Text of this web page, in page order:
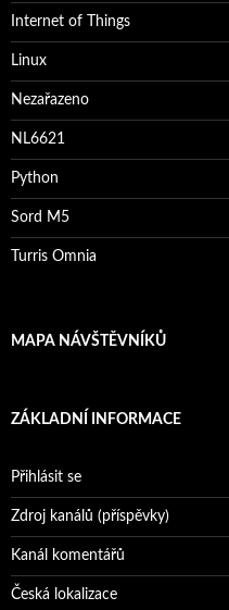
Internet of Things
Linux
Nezařazeno
NL6621
Python
Sord M5
Turris Omnia
MAPA NÁVŠTĚVNÍKŮ
ZÁKLADNÍ INFORMACE
Přihlásit se
Zdroj kanálů (příspěvky)
Kanál komentářů
Česká lokalizace